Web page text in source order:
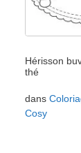
Hérisson
thé
dans
Cosy